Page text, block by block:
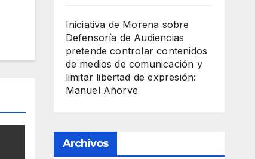
Iniciativa de Morena sobre
Defensoría de Audiencias
pretende controlar contenidos
de medios de comunicación y
limitar libertad de expresión:
Manuel Añorve
Archivos